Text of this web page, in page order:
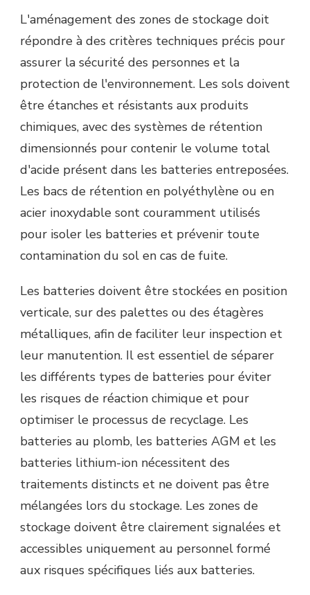
L'aménagement des zones de stockage doit
répondre à des critères techniques précis pour
assurer la sécurité des personnes et la
protection de l'environnement. Les sols doivent
être étanches et résistants aux produits
chimiques, avec des systèmes de rétention
dimensionnés pour contenir le volume total
d'acide présent dans les batteries entreposées.
Les bacs de rétention en polyéthylène ou en
acier inoxydable sont couramment utilisés
pour isoler les batteries et prévenir toute
contamination du sol en cas de fuite.
Les batteries doivent être stockées en position
verticale, sur des palettes ou des étagères
métalliques, afin de faciliter leur inspection et
leur manutention. Il est essentiel de séparer
les différents types de batteries pour éviter
les risques de réaction chimique et pour
optimiser le processus de recyclage. Les
batteries au plomb, les batteries AGM et les
batteries lithium-ion nécessitent des
traitements distincts et ne doivent pas être
mélangées lors du stockage. Les zones de
stockage doivent être clairement signalées et
accessibles uniquement au personnel formé
aux risques spécifiques liés aux batteries.